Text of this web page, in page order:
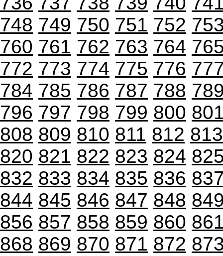
748 749 750 751 752
760 761 762 763 764
772 773 774 775 776
784 785 786 787 788
796 797 798 799 800
808 809 810 811 812 813
820 821 822 823 824
832 833 834 835 836
844 845 846 847 848
856 857 858 859 860
868 869 870 871 872